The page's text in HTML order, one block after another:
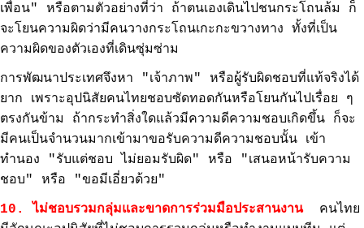
เพื่อน" หรือตามตัวอย่างที่ว่า ถ้าตนเองเดินไปชนกระโถนล้ม ก็
จะโยนความผิดว่ามีคนวางกระโถนเกะกะขวางทาง ทั้งที่เป็น
ความผิดของตัวเองที่เดินซุ่มซ่าม
การพัฒนาประเทศจึงหา "เจ้าภาพ" หรือผู้รับผิดชอบที่แท้จริงได้
ยาก เพราะอุปนิสัยคนไทยชอบซัดทอดกันหรือโยนกันไปเรื่อย ๆ
ตรงกันข้าม ถ้ากระทำสิ่งใดแล้วมีความดีความชอบเกิดขึ้น ก็จะ
มีคนเป็นจำนวนมากเข้ามาขอรับความดีความชอบนั้น เข้า
ทำนอง "รับแต่ชอบ ไม่ยอมรับผิด" หรือ "เสนอหน้ารับความ
ชอบ" หรือ "ขอมีเอี่ยวด้วย"
10. ไม่ชอบรวมกลุ่มและขาดการร่วมมือประสานงานคนไทย